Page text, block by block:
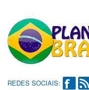
REDES SOCIAIS: